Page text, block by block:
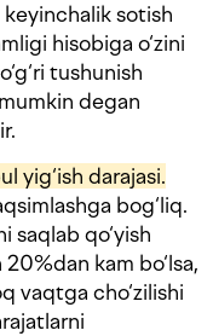
sotish
hisobiga o‘zini
tushunish
degan
yig‘ish darajasi.
bog‘liq.
qo‘yish
20%dan kam bo‘lsa,
vaqtga cho‘zilishi